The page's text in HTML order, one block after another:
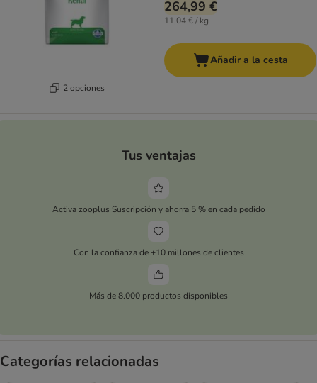
2 opciones
264,99 €
11,04 € / kg
Añadir a la cesta
Tus ventajas
Activa zooplus Suscripción y ahorra 5 % en cada pedido
Con la confianza de +10 millones de clientes
Más de 8.000 productos disponibles
Categorías relacionadas